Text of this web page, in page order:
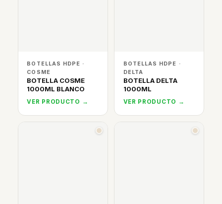
BOTELLAS HDPE ·
COSME
BOTELLA COSME
1000ML BLANCO
VER PRODUCTO →
BOTELLAS HDPE ·
DELTA
BOTELLA DELTA
1000ML
VER PRODUCTO →